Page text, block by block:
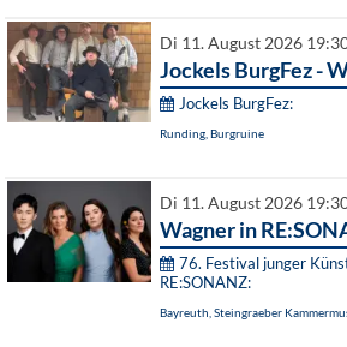
Di 11. August 2026
Jockels BurgFez -
Jockels BurgFez:
Runding, Burgruine
Di 11. August 2026
Wagner in
76. Festival junger
RE:SONANZ:
Bayreuth, Steingraeber